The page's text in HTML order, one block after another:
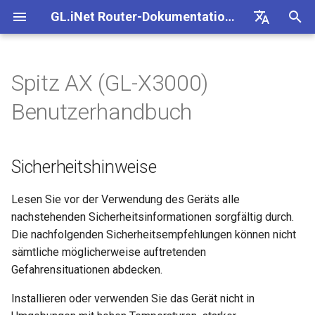
GL.iNet Router-Dokumentation 4
Polski
h
w
i
r
d
i
n
Sicherheitshinweise
Lieferumfang
LED-Anzeigen
So richten Sie Spitz AX ein
1. Einschalten
2. Gerät verbinden
Internet Ersteinrichtung
Verbindung mit
Hotspot mit Captive Portal
Problemhinweis für GL-
MT2500/GL-X3000/GL-
X2000 bei Problemen mit
SIM-Karten
Fehlerbehebung
Kein Zugriff auf das
webbasierte Admin Panel
iPhone-5G-Hotspot kann
gescannt werden
iPhone-Tethering
Leitfaden zur
VPN
OpenVPN einrichten
VPN Kill Switch
TCP oder UDP
Upgrade
Firmware herunterladen
Weitere Themen
Status der LED-Anzeige
WAN in LAN ändern
Zugriff auf GL.iNet und
Verbindung mit Starlink
VPN OpenVPN-Client einrichten
VPN-Obfuskation
NordVPN mit einer
Surfshark mit einer
SMS
Quectel-Modul
Status der Carrier
Aggregation prüfen
einrichten
eSIM
eSIM-Physikkarte mit
GL.iNet-Routern
GoodCloud
Site-to-Site
Network
Verbindung mit EAP-
Netzwerk
Points und Sendeleistung
verstehen
Drop-in Gateway einrichten
Hauptrouter einrichten
Weitere Themen
Client-Geräte blockieren
vorhanden ist
Router aktualisieren oder
downgraden
Internetverbindung Internet
Tethering
Cellular
WLAN
Clients
Clients
Cloud-Dienste
GoodCloud
VPN
VPN Dashboard
OpenVPN-Server
WireGuard-Client
Anwendungen
Plug-ins
AdGuard Home
Kindersicherung
Tailscale
Netzwerk
Firewall
LAN
Gastnetzwerk
DNS
DPI-Engine
QoS
SQM
Portweiterleitung
NAT-Modus
Übersicht
Admin-Passwort
Display-Verwaltung
Zeitzone
Firmware v4.9
Unsere neuen Produkte
kennenlernen
Spitz AX (GL-X3000)
Benutzerhandbuch
Sicherheitshinweise
Lesen Sie vor der Verwendung des Geräts alle
nachstehenden Sicherheitsinformationen sorgfältig durch.
Die nachfolgenden Sicherheitsempfehlungen können nicht
sämtliche möglicherweise auftretenden
Gefahrensituationen abdecken.
Installieren oder verwenden Sie das Gerät nicht in